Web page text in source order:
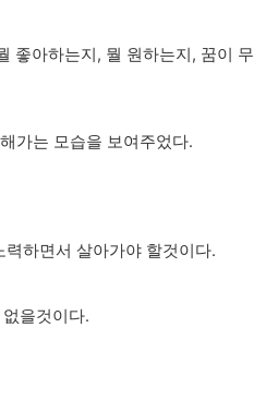
좋아하는지, 뭘 원하는지, 꿈이 무
가는 모습을 보여주었다.
하면서 살아가야 할것이다.
을것이다.